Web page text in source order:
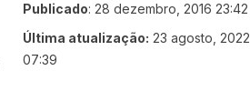
Publicado: 28 dezembro, 2016 23:42
Última atualização: 23 agosto, 2022
07:39